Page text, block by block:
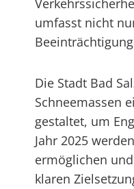
umfasst nicht
Die Stadt Bad
Schneemassen
gestaltet, um
Jahr 2025
ermöglichen
klaren